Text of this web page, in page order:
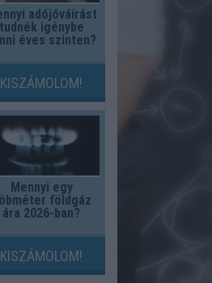
adójóváírást
tudnék igénybe
éves szinten?
KISZÁMOLOM!
Mennyi egy
földgáz
ára 2026-ban?
KISZÁMOLOM!